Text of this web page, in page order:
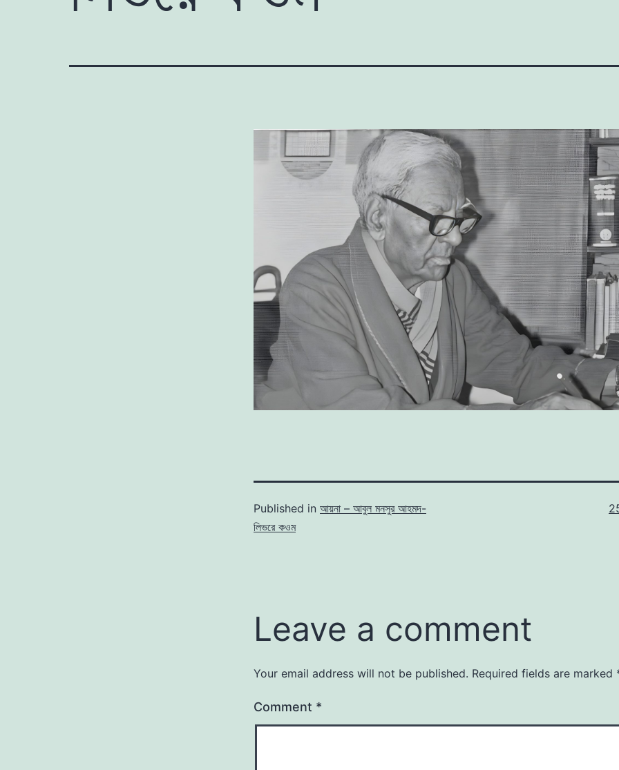
Published in আয়না – আবুল মনসুর আহমদ-
লিভরে কওম
Leave a comment
Your email address will not be published. Required fields are marked
Comment *